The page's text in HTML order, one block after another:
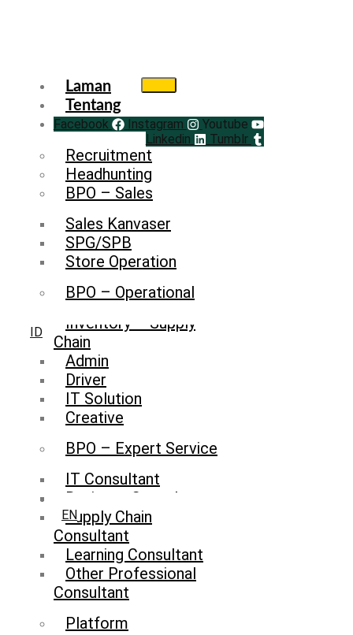
Laman
Tentang
Service
Recruitment
Headhunting
BPO – Sales
Sales Kanvaser
SPG/SPB
Store Operation
BPO – Operational
Inventory – Supply
Chain
Admin
Driver
IT Solution
Creative
BPO – Expert Service
IT Consultant
Business Consultant
Supply Chain
Consultant
Learning Consultant
Other Professional
Consultant
Platform
Facebook Instagram
Youtube
Linkedin
Tumblr
ID
EN